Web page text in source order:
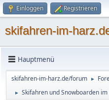
Einloggen Registrieren
skifahren-im-
Hauptmenü
skifahren-im-harz.de/forum ►
► Skifahren und Snowboarden